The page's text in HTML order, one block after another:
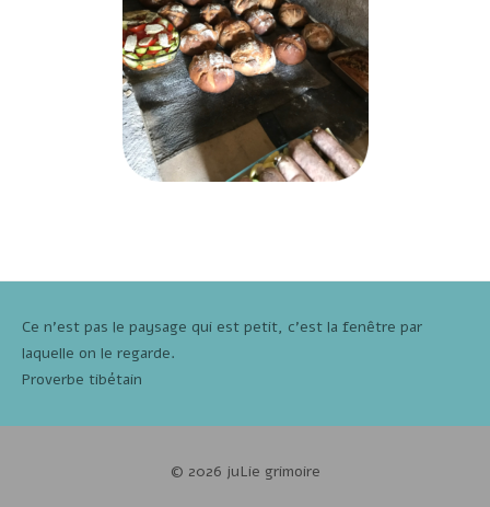
Ce n'est pas le paysage qui est petit, c'est la fenêtre par
laquelle on le regarde.
Proverbe tibétain
© 2026 juLie grimoire